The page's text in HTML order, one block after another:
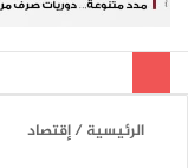
الرئيسية/إقتصاد